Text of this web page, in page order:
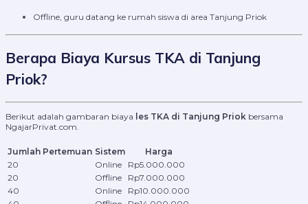
Offline, guru datang ke rumah siswa di area Tanjung Priok
Berapa Biaya Kursus TKA di Tanjung
Priok?
Berikut adalah gambaran biaya les TKA di Tanjung Priok bersama
NgajarPrivat.com.
Jumlah Pertemuan Sistem
Harga
20
Online
Rp5.000.000
20
Offline
Rp7.000.000
40
Online
Rp10.000.000